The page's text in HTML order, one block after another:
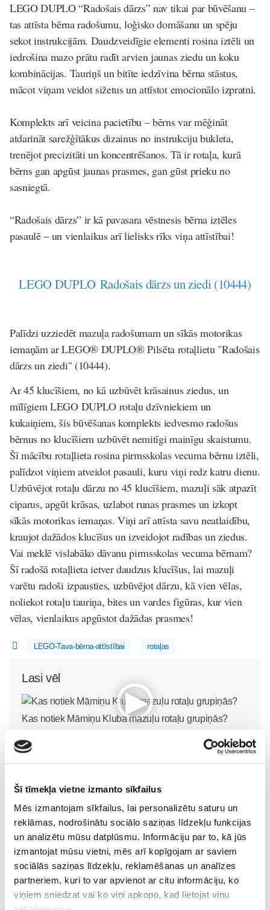
Šī tīmekļa vietne izmanto sīkfailus
Mēs izmantojam sīkfailus, lai personalizētu saturu un
reklāmas, nodrošinātu sociālo saziņas līdzekļu funkcijas
un analizētu mūsu datplūsmu. Informāciju par to, kā jūs
izmantojat mūsu vietni, mēs arī kopīgojam ar saviem
sociālās saziņas līdzekļu, reklamēšanas un analīzes
partneriem, kuri to var apvienot ar citu informāciju, ko
viņiem sniedzat vai ko viņi apkopo, kad lietojat viņu
LEGO DUPLO “Radošais dārzs” nav tikai par būvēšanu –
tas attīsta bērna radošumu, loģisko domāšanu un spēju
sekot instrukcijām. Daudzveidīgie elementi rosina iztēli un
iedrošina mazo prātu radīt arvien jaunas ziedu un koku
kombinācijas. Tauriņš un bitīte iedzīvina bērna stāstus,
mācot viņam veidot sižetus un attīstot emocionālo izpratni.
Komplekts arī veicina pacietību – bērns var mēģināt
atdarināt sarežģītākus dizainus no instrukciju bukleta,
trenējot precizitāti un koncentrēšanos. Tā ir rotaļa, kurā
bērns gan apgūst jaunas prasmes, gan gūst prieku no
sasniegtā.
“Radošais dārzs” ir kā pavasara vēstnesis bērna iztēles
pasaulē – un vienlaikus arī lielisks rīks viņa attīstībai!
LEGO DUPLO Radošais dārzs un ziedi (10444)
Palīdzi uzziedēt mazuļa radošumam un sīkās motorikas
iemaņām ar LEGO® DUPLO® Pilsēta rotaļlietu "Radošais
dārzs un ziedi" (10444).
Ar 45 klucīšiem, no kā uzbūvēt krāsainus ziedus, un
mīlīgiem LEGO DUPLO rotaļu dzīvniekiem un
kukaiņiem, šis būvēšanas komplekts iedvesmo radošus
bērnus no klucīšiem uzbūvēt nemitīgi mainīgu skaistumu.
Šī mācību rotaļlieta rosina pirmsskolas vecuma bērnu iztēli,
palīdzot viņiem atveidot pasauli, kuru viņi redz katru dienu.
Uzbūvējot rotaļu dārzu no 45 klucīšiem, mazuļi sāk atpazīt
ciparus, apgūt krāsas, uzlabot runas prasmes un izkopt
sīkās motorikas iemaņas. Viņi arī attīsta savu neatlaidību,
kraujot dažādos klucīšus un izveidojot radības un ziedus.
Vai meklē vislabāko dāvanu pirmsskolas vecuma bērnam?
Šī radošā rotaļlieta ietver daudzus klucīšus, lai mazuļi
varētu radoši izpausties, uzbūvējot dārzu, kā vien vēlas,
noliekot rotaļu tauriņa, bites un vardes figūras, kur vien
vēlas, vienlaikus apgūstot dažādas prasmes!
LEGO-Tava-bērna-attīstībai rotaļas
Lasi vēl
Kas notiek Māmiņu Kluba mazuļu rotaļu grupiņās?
30. Jul 13:00
Valītis Vincents"
kinoteātros no 31. Jūlija -
Mazais valītis ar lielu sirdi
Mazulis
20. Jul 09:33
Friso Gold - saudzīgs
atbalsts mazuļa attīstībai
piebarošanas laikā
Mazulis
01. Jul 12:53